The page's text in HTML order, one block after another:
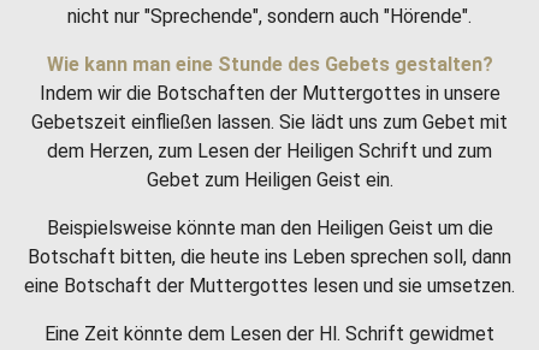
nicht nur "Sprechende", sondern auch "Hörende".
Wie kann man eine Stunde des Gebets gestalten?
Indem wir die Botschaften der Muttergottes in unsere
Gebetszeit einfließen lassen. Sie lädt uns zum Gebet mit
dem Herzen, zum Lesen der Heiligen Schrift und zum
Gebet zum Heiligen Geist ein.
Beispielsweise könnte man den Heiligen Geist um die
Botschaft bitten, die heute ins Leben sprechen soll, dann
eine Botschaft der Muttergottes lesen und sie umsetzen.
Eine Zeit könnte dem Lesen der Hl. Schrift gewidmet